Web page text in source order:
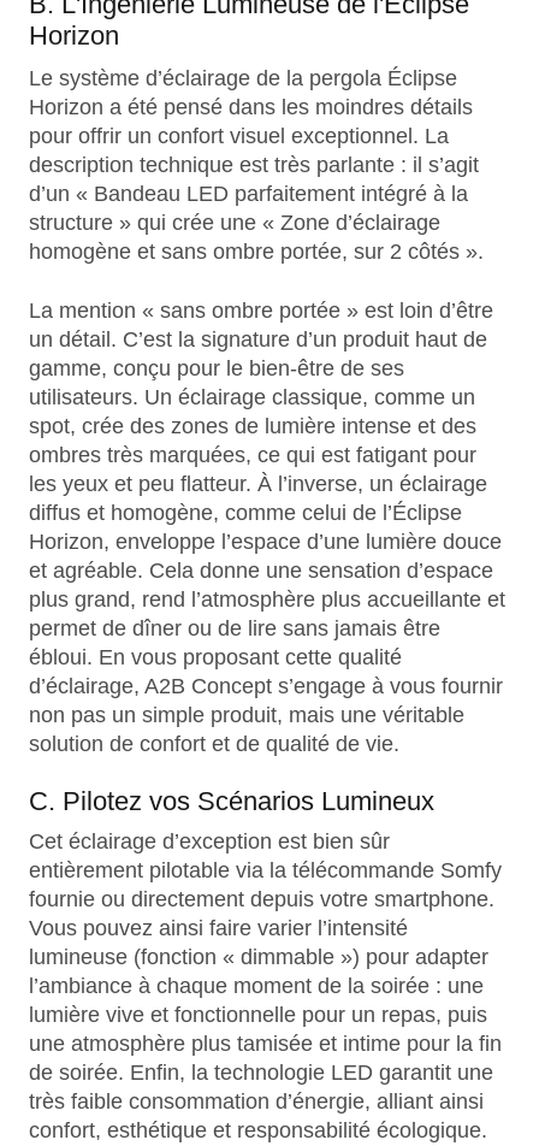
Horizon
Le système d’éclairage de la pergola Éclipse
Horizon a été pensé dans les moindres détails
pour offrir un confort visuel exceptionnel. La
description technique est très parlante : il s’agit
d’un « Bandeau LED parfaitement intégré à la
structure » qui crée une « Zone d’éclairage
homogène et sans ombre portée, sur 2 côtés ».
La mention « sans ombre portée » est loin d’être
un détail. C’est la signature d’un produit haut de
gamme, conçu pour le bien-être de ses
utilisateurs. Un éclairage classique, comme un
spot, crée des zones de lumière intense et des
ombres très marquées, ce qui est fatigant pour
les yeux et peu flatteur. À l’inverse, un éclairage
diffus et homogène, comme celui de l’Éclipse
Horizon, enveloppe l’espace d’une lumière douce
et agréable. Cela donne une sensation d’espace
plus grand, rend l’atmosphère plus accueillante et
permet de dîner ou de lire sans jamais être
ébloui. En vous proposant cette qualité
d’éclairage, A2B Concept s’engage à vous fournir
non pas un simple produit, mais une véritable
solution de confort et de qualité de vie.
C. Pilotez vos Scénarios Lumineux
Cet éclairage d’exception est bien sûr
entièrement pilotable via la télécommande Somfy
fournie ou directement depuis votre smartphone.
Vous pouvez ainsi faire varier l’intensité
lumineuse (fonction « dimmable ») pour adapter
l’ambiance à chaque moment de la soirée : une
lumière vive et fonctionnelle pour un repas, puis
une atmosphère plus tamisée et intime pour la fin
de soirée. Enfin, la technologie LED garantit une
très faible consommation d’énergie, alliant ainsi
confort, esthétique et responsabilité écologique.